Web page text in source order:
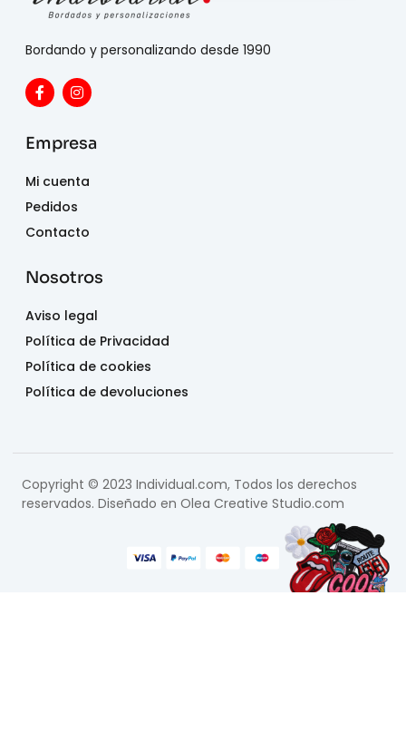
Bordando y personalizando desde 1990
Empresa
Mi cuenta
Pedidos
Contacto
Nosotros
Aviso legal
Política de Privacidad
Política de cookies
Política de devoluciones
Copyright © 2023 Individual.com, Todos los derechos
reservados. Diseñado en Olea Creative Studio.com